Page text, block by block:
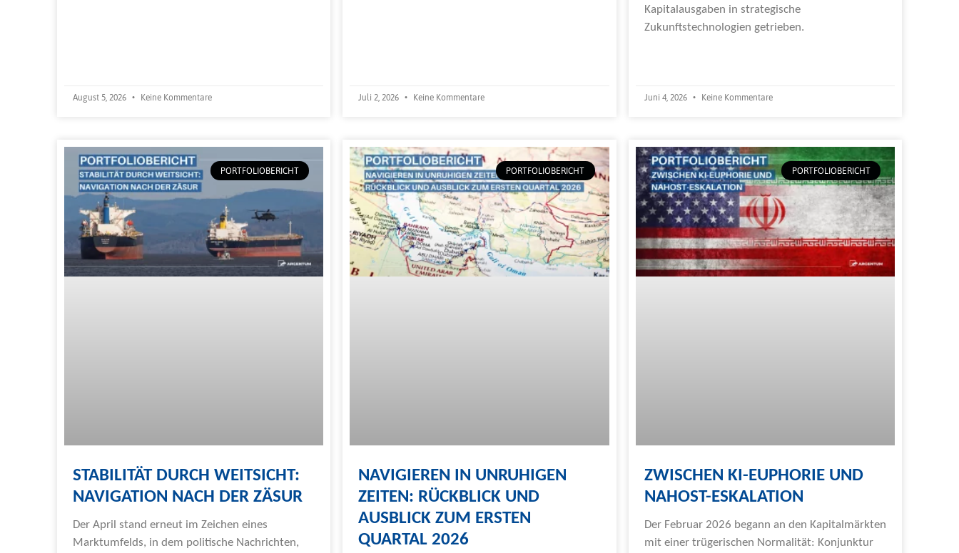
August 5, 2026 Keine Kommentare Juli 2, 2026 Keine Kommentare
Kapitalausgaben in strategische
Zukunftstechnologien getrieben.
Juni 4, 2026 Keine Kommentare
PORTFOLIOBERICHT
STABILITÄT DURCH WEITSICHT:
NAVIGATION NACH DER ZÄSUR
Der April stand erneut im Zeichen eines
Marktumfelds, in dem politische Nachrichten,
PORTFOLIOBERICHT
NAVIGIEREN IN UNRUHIGEN
ZEITEN: RÜCKBLICK UND
AUSBLICK ZUM ERSTEN
QUARTAL 2026
PORTFOLIOBERICHT
ZWISCHEN KI-EUPHORIE UND
NAHOST-ESKALATION
Der Februar 2026 begann an den Kapitalmärkten
mit einer trügerischen Normalität: Konjunktur